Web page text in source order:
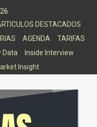
DESTACADOS
AGENDA
TARIFAS
Data
Inside Interview
Insight